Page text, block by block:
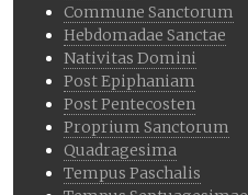
Commune Sanctorum
Hebdomadae Sanctae
Nativitas Domini
Post Epiphaniam
Post Pentecosten
Proprium Sanctorum
Quadragesima
Tempus Paschalis